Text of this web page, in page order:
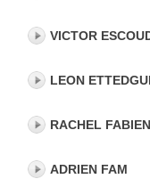
VICTOR
LEON
RACHEL FABIEN
ADRIEN FAM